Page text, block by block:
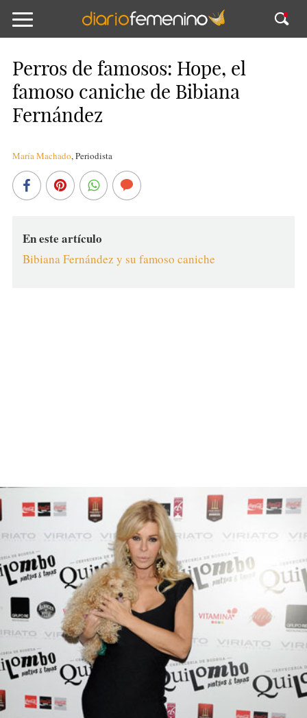
Perros de famosos: Hope, el
famoso caniche de Bibiana
Fernández
María Machado,Periodista
En este artículo
Bibiana Fernández y su famoso caniche